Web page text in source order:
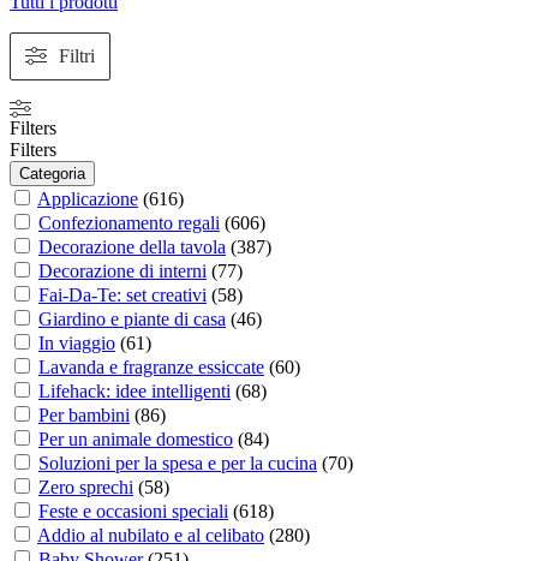
Filtri
Filters
Filters
Categoria
Applicazione (616)
Confezionamento regali (606)
Decorazione della tavola (387)
Decorazione di interni (77)
Fai-Da-Te: set creativi (58)
Giardino e piante di casa (46)
In viaggio (61)
Lavanda e fragranze essiccate (60)
Lifehack: idee intelligenti (68)
Per bambini (86)
Per un animale domestico (84)
Soluzioni per la spesa e per la cucina (70)
Zero sprechi (58)
Feste e occasioni speciali (618)
Addio al nubilato e al celibato (280)